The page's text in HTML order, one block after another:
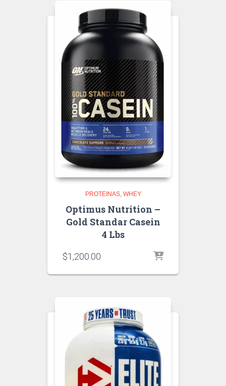
PROTEINAS WHEY
Optimus Nutrition –
Gold Standar Casein
4 Lbs
$1,200.00